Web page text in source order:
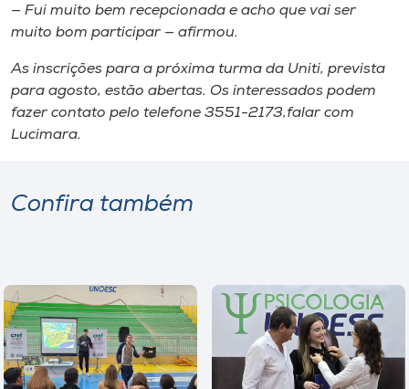
— Fui muito bem recepcionada e acho que vai ser
muito bom participar — afirmou.
As inscrições para a próxima turma da Uniti, prevista
para agosto, estão abertas. Os interessados podem
fazer contato pelo telefone 3551-2173,falar com
Lucimara.
Confira também